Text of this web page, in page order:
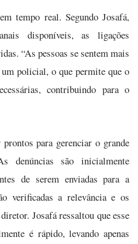
tempo real. Segundo Josafá,
disponíveis, as ligações
“As pessoas se sentem mais
um policial, o que permite que o
contribuindo para o
para gerenciar o grande
denúncias são inicialmente
de serem enviadas para a
verificadas a relevância e os
Josafá ressaltou que esse
é rápido, levando apenas